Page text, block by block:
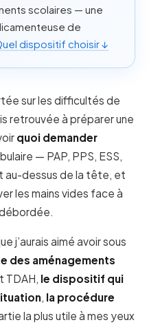
scolaires — une
de
dispositif choisir ↓
sur les difficultés de
retrouvée à préparer une
quoi demander
— PAP, PPS, ESS,
au-dessus de la tête, et
les mains vides face à
j’aurais aimé avoir sous
des aménagements
TDAH, le dispositif qui
, la procédure
la plus utile à mes yeux